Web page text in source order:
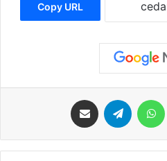
Copy URL
ماسنجر واتساب تيلقرام